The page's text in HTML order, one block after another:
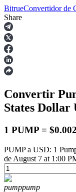
Futuros
Futuros del
BitrueConvertidor de
Share
Convertir
States Dollar
1 PUMP =
PUMP a USD: 1
de August 7 at 1:00
pumppump